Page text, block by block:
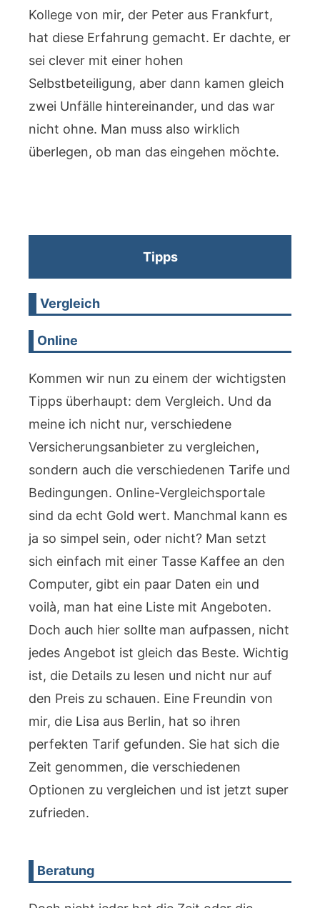
Kollege von mir, der Peter aus Frankfurt,
hat diese Erfahrung gemacht. Er dachte, er
sei clever mit einer hohen
Selbstbeteiligung, aber dann kamen gleich
zwei Unfälle hintereinander, und das war
nicht ohne. Man muss also wirklich
überlegen, ob man das eingehen möchte.
Tipps
Vergleich
Online
Kommen wir nun zu einem der wichtigsten
Tipps überhaupt: dem Vergleich. Und da
meine ich nicht nur, verschiedene
Versicherungsanbieter zu vergleichen,
sondern auch die verschiedenen Tarife und
Bedingungen. Online-Vergleichsportale
sind da echt Gold wert. Manchmal kann es
ja so simpel sein, oder nicht? Man setzt
sich einfach mit einer Tasse Kaffee an den
Computer, gibt ein paar Daten ein und
voilà, man hat eine Liste mit Angeboten.
Doch auch hier sollte man aufpassen, nicht
jedes Angebot ist gleich das Beste. Wichtig
ist, die Details zu lesen und nicht nur auf
den Preis zu schauen. Eine Freundin von
mir, die Lisa aus Berlin, hat so ihren
perfekten Tarif gefunden. Sie hat sich die
Zeit genommen, die verschiedenen
Optionen zu vergleichen und ist jetzt super
zufrieden.
Beratung